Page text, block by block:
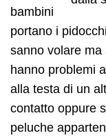
bambini
portano i
sanno volare ma
hanno problemi
alla testa di un
contatto oppure
peluche